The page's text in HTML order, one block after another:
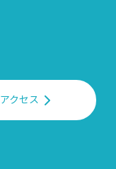
アクセス